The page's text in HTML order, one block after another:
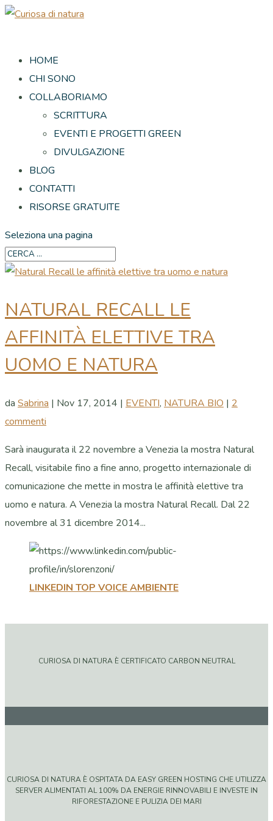
HOME
CHI SONO
COLLABORIAMO
SCRITTURA
EVENTI E PROGETTI GREEN
DIVULGAZIONE
BLOG
CONTATTI
RISORSE GRATUITE
Seleziona una pagina
NATURAL RECALL LE
AFFINITÀ ELETTIVE TRA
UOMO E NATURA
da Sabrina | Nov 17, 2014 | EVENTI, NATURA BIO | 2
commenti
Sarà inaugurata il 22 novembre a Venezia la mostra Natural
Recall, visitabile fino a fine anno, progetto internazionale di
comunicazione che mette in mostra le affinità elettive tra
uomo e natura. A Venezia la mostra Natural Recall. Dal 22
novembre al 31 dicembre 2014...
LINKEDIN TOP VOICE AMBIENTE
CURIOSA DI NATURA È CERTIFICATO CARBON NEUTRAL
CURIOSA DI NATURA È OSPITATA DA EASY GREEN HOSTING CHE UTILIZZA
SERVER ALIMENTATI AL 100% DA ENERGIE RINNOVABILI E INVESTE IN
RIFORESTAZIONE E PULIZIA DEI MARI